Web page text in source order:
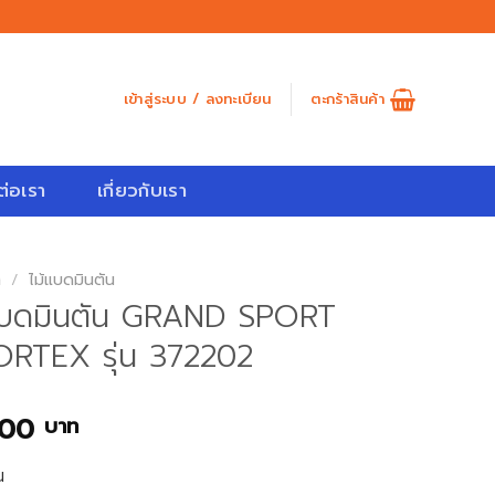
เข้าสู่ระบบ / ลงทะเบียน ตะกร้าสินค้า
เรา เกี่ยวกับเรา
/ ไม้แบดมินตัน
ดมินตัน GRAND SPORT
รุ่น 372202
บาท